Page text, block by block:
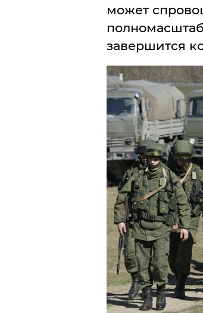
может
завершится